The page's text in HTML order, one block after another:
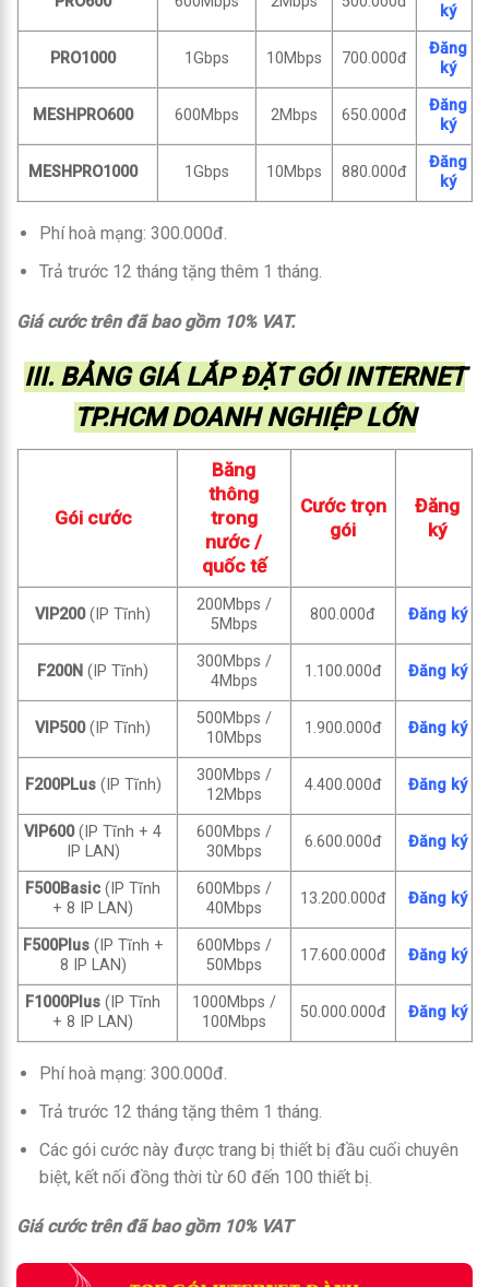
ký
PRO1000 1Gbps 10Mbps 700.000đ
Đăng
ký
MESHPRO600 600Mbps 2Mbps 650.000đ
Đăng
ký
MESHPRO1000 1Gbps 10Mbps 880.000đ
Đăng
ký
Phí hoà mạng: 300.000đ.
Trả trước 12 tháng tặng thêm 1 tháng.
Giá cước trên đã bao gồm 10% VAT.
III. BẢNG GIÁ LẮP ĐẶT GÓI INTERNET
TP.HCM DOANH NGHIỆP LỚN
Gói cước
Băng
thông
trong
nước /
quốc tế
Cước trọn
gói
Đăng
ký
VIP200(IP Tĩnh)
200Mbps /
5Mbps
800.000đ Đăng ký
F200N (IP Tĩnh)
300Mbps /
4Mbps
1.100.000đ Đăng ký
VIP500(IP Tĩnh)
500Mbps /
10Mbps
1.900.000đ Đăng ký
F200PLus(IP Tĩnh)
300Mbps /
12Mbps
4.400.000đ Đăng ký
VIP600(IP Tĩnh + 4
IP LAN)
600Mbps /
30Mbps
6.600.000đ Đăng ký
F500Basic (IP Tĩnh
+ 8 IP LAN)
600Mbps /
40Mbps
13.200.000đ Đăng ký
F500Plus(IP Tĩnh +
8 IP LAN)
600Mbps /
50Mbps
17.600.000đ Đăng ký
F1000Plus (IP Tĩnh
+ 8 IP LAN)
1000Mbps /
100Mbps
50.000.000đ Đăng ký
Phí hoà mạng: 300.000đ.
Trả trước 12 tháng tặng thêm 1 tháng.
Các gói cước này được trang bị thiết bị đầu cuối chuyên
biệt, kết nối đồng thời từ 60 đến 100 thiết bị.
Giá cước trên đã bao gồm 10% VAT